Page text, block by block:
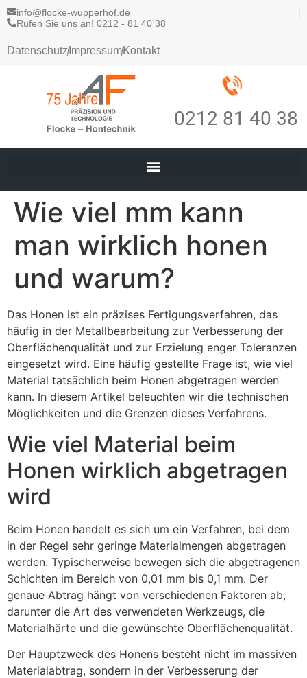
info@flocke-wupperhof.de
Rufen Sie uns an! 0212 - 81 40 38
DatenschutzImpressumKontakt
0212 81 40 38
Wie viel mm kann
man wirklich honen
und warum?
Das Honen ist ein präzises Fertigungsverfahren, das
häufig in der Metallbearbeitung zur Verbesserung der
Oberflächenqualität und zur Erzielung enger Toleranzen
eingesetzt wird. Eine häufig gestellte Frage ist, wie viel
Material tatsächlich beim Honen abgetragen werden
kann. In diesem Artikel beleuchten wir die technischen
Möglichkeiten und die Grenzen dieses Verfahrens.
Wie viel Material beim
Honen wirklich abgetragen
wird
Beim Honen handelt es sich um ein Verfahren, bei dem
in der Regel sehr geringe Materialmengen abgetragen
werden. Typischerweise bewegen sich die abgetragenen
Schichten im Bereich von 0,01 mm bis 0,1 mm. Der
genaue Abtrag hängt von verschiedenen Faktoren ab,
darunter die Art des verwendeten Werkzeugs, die
Materialhärte und die gewünschte Oberflächenqualität.
Der Hauptzweck des Honens besteht nicht im massiven
Materialabtrag, sondern in der Verbesserung der